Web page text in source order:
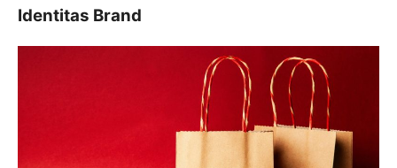
Identitas Brand